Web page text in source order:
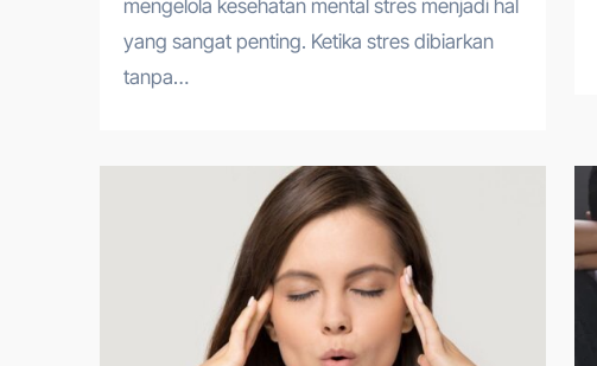
mengelola kesehatan mental stres menjadi hal
yang sangat penting. Ketika stres dibiarkan
tanpa…